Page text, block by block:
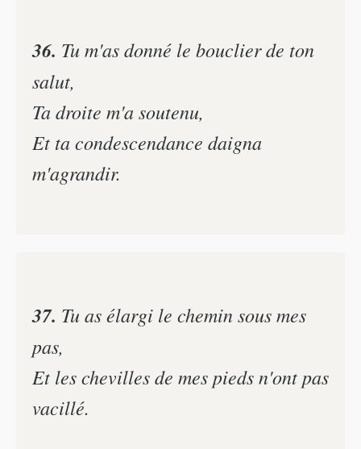
36. Tu m'as donné le bouclier de ton
salut,
Ta droite m'a soutenu,
Et ta condescendance daigna
m'agrandir.
37. Tu as élargi le chemin sous mes
pas,
Et les chevilles de mes pieds n'ont pas
vacillé.